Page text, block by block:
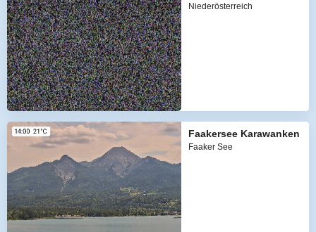
Niederösterreich
Faakersee Karawanken
Faaker See